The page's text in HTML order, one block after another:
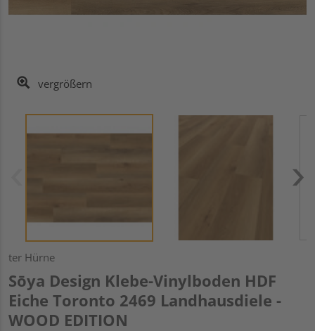
vergrößern
ter Hürne
Sōya Design Klebe-Vinylboden HDF
Eiche Toronto 2469 Landhausdiele -
WOOD EDITION